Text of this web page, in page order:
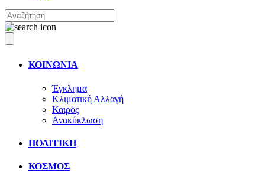
ΚΟΙΝΩΝΙΑ
Έγκλημα
Κλιματική Αλλαγή
Καιρός
Ανακύκλωση
ΠΟΛΙΤΙΚΗ
ΚΟΣΜΟΣ